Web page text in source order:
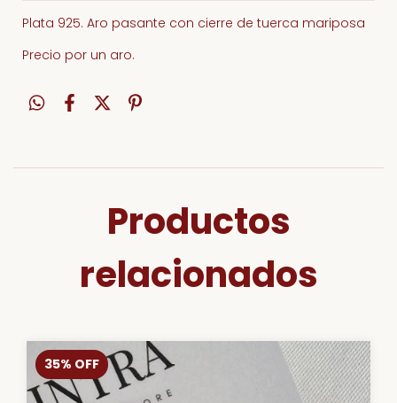
Plata 925. Aro pasante con cierre de tuerca mariposa
Precio por un aro.
Productos
relacionados
35% OFF